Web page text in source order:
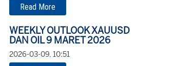
Read More
WEEKLY OUTLOOK XAUUSD
DAN OIL 9 MARET 2026
2026-03-09, 10:51